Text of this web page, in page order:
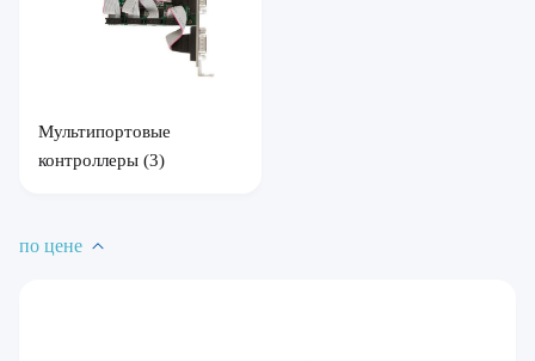
Мультипортовые
контроллеры (3)
по цене